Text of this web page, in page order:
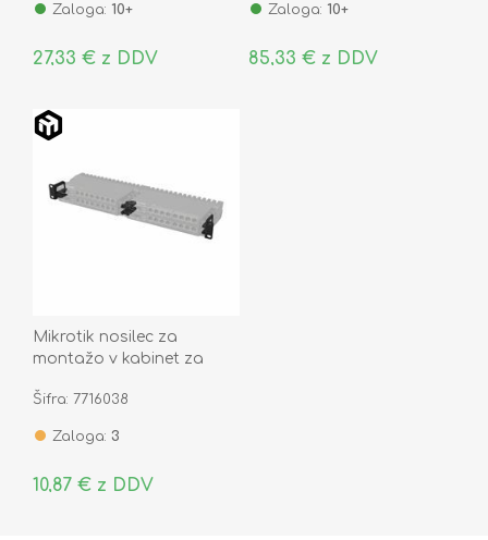
Zaloga: 10+
27,33 € z DDV
Zaloga: 10+
85,33 € z DDV
Mikrotik nosilec za
montažo v kabinet za
Šifra: 7716038
Zaloga: 3
10,87 € z DDV